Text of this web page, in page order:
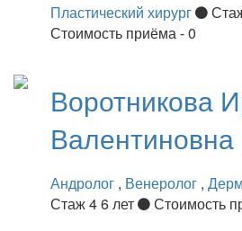
Пластический хирург
Стоимость приёма - 0
Воротникова
Валентиновна
Андролог , Венеролог ,
Стаж 4 6 лет
Стоимость